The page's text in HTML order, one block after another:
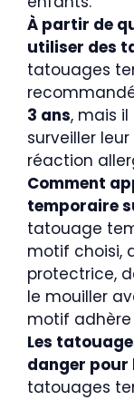
À partir de
utiliser des
tatouages
3 ans, mais
surveiller
réaction
Comment
temporaire
tatouage
motif choisi,
protectrice,
le mouiller
motif
Les
danger pour
tatouages